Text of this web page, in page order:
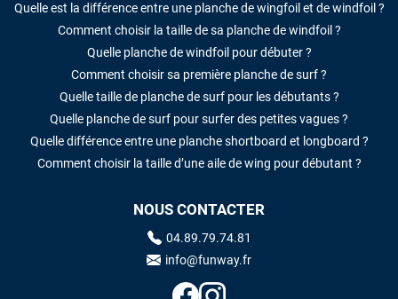
Quelle est la différence entre une planche de wingfoil et de windfoil ?
Comment choisir la taille de sa planche de windfoil ?
Quelle planche de windfoil pour débuter ?
Comment choisir sa première planche de surf ?
Quelle taille de planche de surf pour les débutants ?
Quelle planche de surf pour surfer des petites vagues ?
Quelle différence entre une planche shortboard et longboard ?
Comment choisir la taille d’une aile de wing pour débutant ?
NOUS CONTACTER
04.89.79.74.81
info@funway.fr